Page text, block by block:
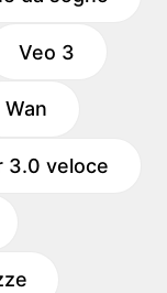
Veo 3
Wan
3.0 veloce